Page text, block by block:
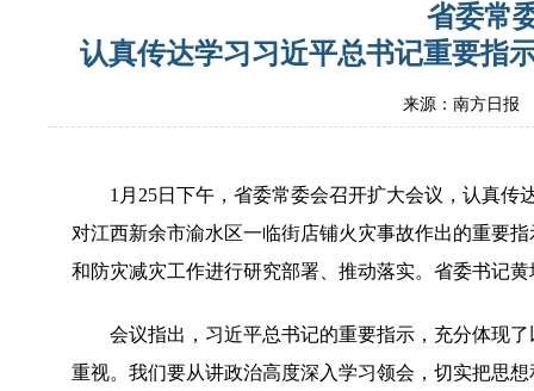
省委常
认真传达学习习近平总书记重要指
来源：南方日报
1月25日下午，省委常委会召开扩大会议，认真
对江西新余市渝水区一临街店铺火灾事故作出的重要
和防灾减灾工作进行研究部署、推动落实。省委书记
会议指出，习近平总书记的重要指示，充分体现
重视。我们要从讲政治高度深入学习领会，切实把思